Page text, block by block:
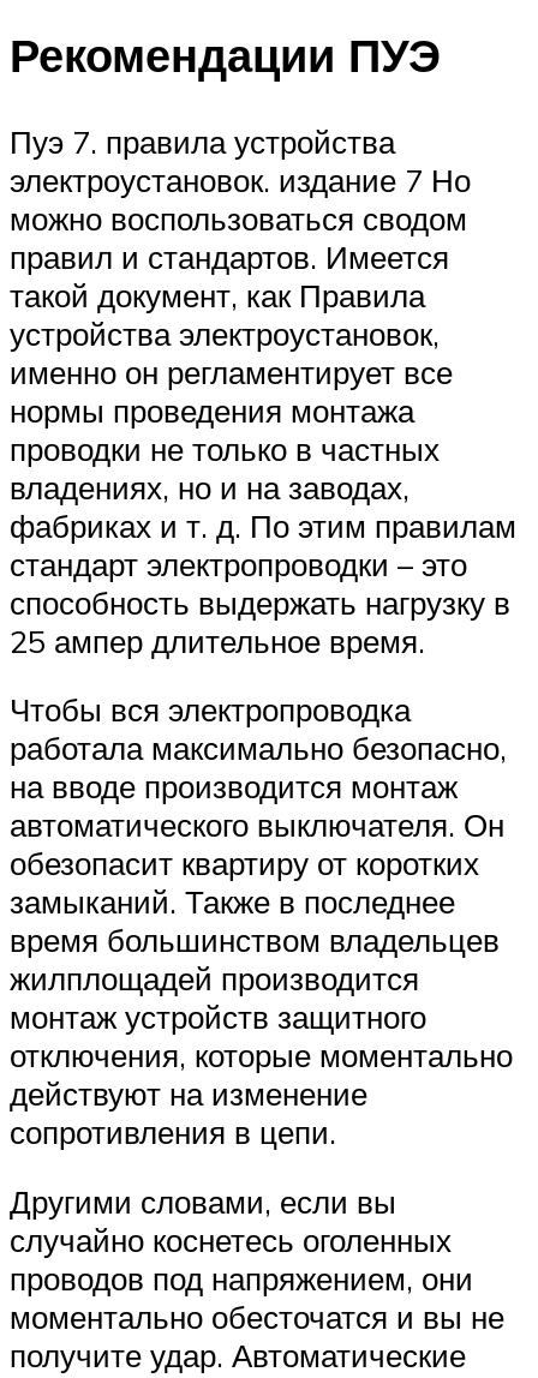
Рекомендации ПУЭ
Пуэ 7. правила устройства
электроустановок. издание 7 Но
можно воспользоваться сводом
правил и стандартов. Имеется
такой документ, как Правила
устройства электроустановок,
именно он регламентирует все
нормы проведения монтажа
проводки не только в частных
владениях, но и на заводах,
фабриках и т. д. По этим правилам
стандарт электропроводки – это
способность выдержать нагрузку в
25 ампер длительное время.
Чтобы вся электропроводка
работала максимально безопасно,
на вводе производится монтаж
автоматического выключателя. Он
обезопасит квартиру от коротких
замыканий. Также в последнее
время большинством владельцев
жилплощадей производится
монтаж устройств защитного
отключения, которые моментально
действуют на изменение
сопротивления в цепи.
Другими словами, если вы
случайно коснетесь оголенных
проводов под напряжением, они
моментально обесточатся и вы не
получите удар. Автоматические